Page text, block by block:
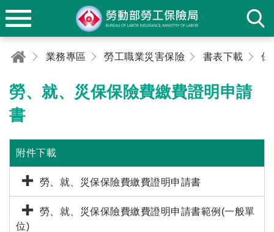
業務專區 勞工職業災害保險 書表下載 保
勞、就、災保保險費繳費證明申請
書
附件下載
勞、就、災保保險費繳費證明申請書
勞、就、災保保險費繳費證明申請書範例(一般單
位)